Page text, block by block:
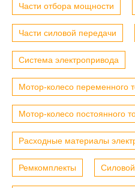
Части отбора мощности
Части силовой передачи
Система электропривода
Мотор-колесо переменного
Мотор-колесо постоянного
Расходные материалы
Ремкомплекты